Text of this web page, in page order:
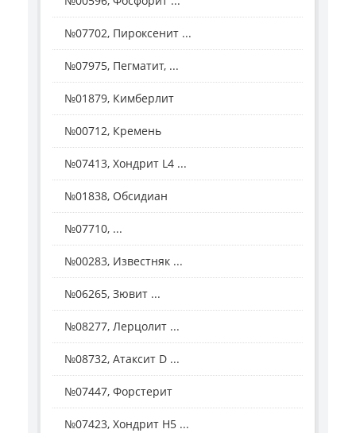
№07702, Пироксенит ...
№07975, Пегматит, ...
№01879, Кимберлит
№00712, Кремень
№07413, Хондрит L4 ...
№01838, Обсидиан
№07710, ...
№00283, Известняк ...
№06265, Зювит ...
№08277, Лерцолит ...
№08732, Атаксит D ...
№07447, Форстерит
№07423, Хондрит Н5 ...